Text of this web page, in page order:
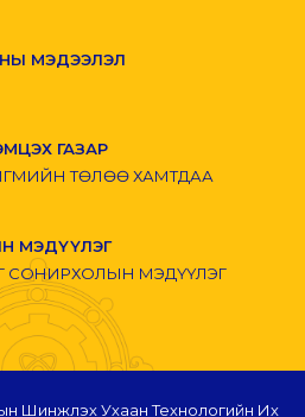
МЭДЭЭЛЭЛ
ГАЗАР
ТӨЛӨӨ ХАМТДАА
МЭДҮҮЛЭГ
СОНИРХОЛЫН МЭДҮҮЛЭГ
Шинжлэх Ухаан Технологийн Их